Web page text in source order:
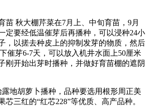
秋大棚芹菜在7月上、中旬育苗，9月
定要经低温催芽后再播种，可以浸种24小
，以搓去种皮上的抑制发芽的物质，然后
催芽6-7天，可以放入机井水面上50厘米
刚开始出芽时播种，并做好育苗棚的遮阴
胡萝卜播种，品种要选用根形周正美
芯三红的“红芯228”等优质、高产品种。